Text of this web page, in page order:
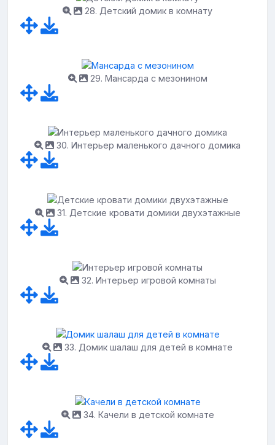
28. Детский домик в комнату
29. Мансарда с мезонином
30. Интерьер маленького дачного домика
31. Детские кровати домики двухэтажные
32. Интерьер игровой комнаты
33. Домик шалаш для детей в комнате
34. Качели в детской комнате